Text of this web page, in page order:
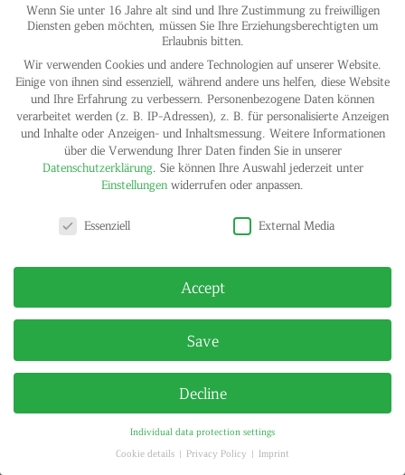
IMPRINT
PRIVACY POLICY
© HELGA MARIA KLOSTERFELDE | ALL RIGHTS RESERVED
Wenn Sie unter 16 Jahre alt sind und Ihre Zustimmung zu freiwilligen
Diensten geben möchten, müssen Sie Ihre Erziehungsberechtigten um
Erlaubnis bitten.
Wir verwenden Cookies und andere Technologien auf unserer Website.
Einige von ihnen sind essenziell, während andere uns helfen, diese Website
und Ihre Erfahrung zu verbessern. Personenbezogene Daten können
verarbeitet werden (z. B. IP-Adressen), z. B. für personalisierte Anzeigen
und Inhalte oder Anzeigen- und Inhaltsmessung. Weitere Informationen
über die Verwendung Ihrer Daten finden Sie in unserer
Datenschutzerklärung. Sie können Ihre Auswahl jederzeit unter
Einstellungen widerrufen oder anpassen.
Essenziell
External Media
Accept
Save
Decline
Individual data protection settings
Cookie details
Privacy Policy Imprint